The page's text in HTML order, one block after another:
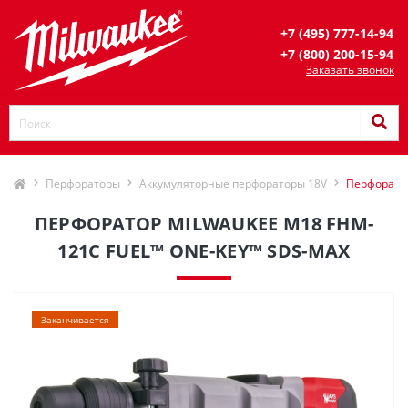
+7 (495) 777-14-94
+7 (800) 200-15-94
Заказать звонок
Перфораторы Аккумуляторные перфораторы 18V
ПЕРФОРАТОР MILWAUKEE M18 FHM-
121C FUEL™ ONE-KEY™ SDS-MAX
Заканчивается